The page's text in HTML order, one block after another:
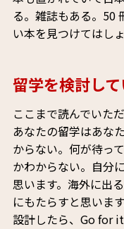
る。雑誌もある。50
い本を見つけてはし
留学を検討し
ここまで読んでいた
あなたの留学はあな
からない。何が待っ
かわからない。自分
思います。海外に出
にもたらすと思いま
設計したら、Go for it